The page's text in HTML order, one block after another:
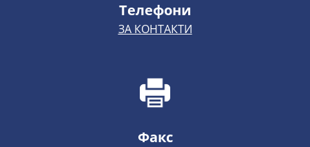
Телефони
ЗА КОНТАКТИ
Факс